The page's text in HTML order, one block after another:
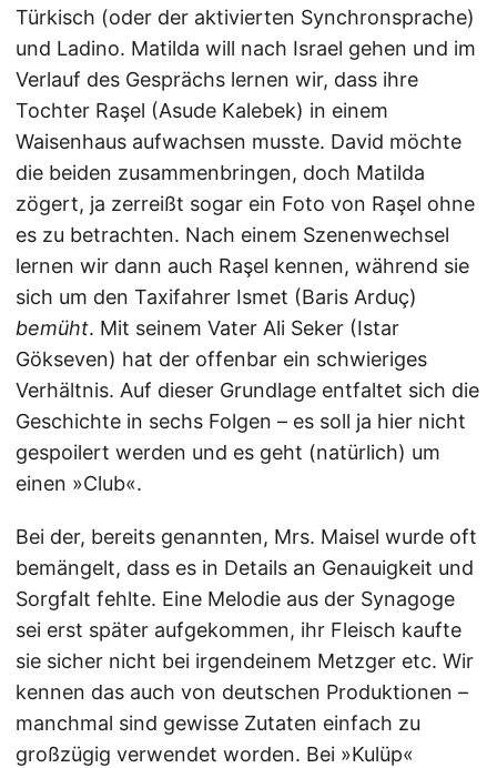
Türkisch (oder der aktivierten Synchronsprache)
und Ladino. Matilda will nach Israel gehen und im
Verlauf des Gesprächs lernen wir, dass ihre
Tochter Raşel (Asude Kalebek) in einem
Waisenhaus aufwachsen musste. David möchte
die beiden zusammenbringen, doch Matilda
zögert, ja zerreißt sogar ein Foto von Raşel ohne
es zu betrachten. Nach einem Szenenwechsel
lernen wir dann auch Raşel kennen, während sie
sich um den Taxifahrer Ismet (Baris Arduç)
bemüht. Mit seinem Vater Ali Seker (Istar
Gökseven) hat der offenbar ein schwieriges
Verhältnis. Auf dieser Grundlage entfaltet sich die
Geschichte in sechs Folgen – es soll ja hier nicht
gespoilert werden und es geht (natürlich) um
einen »Club«.
Bei der, bereits genannten, Mrs. Maisel wurde oft
bemängelt, dass es in Details an Genauigkeit und
Sorgfalt fehlte. Eine Melodie aus der Synagoge
sei erst später aufgekommen, ihr Fleisch kaufte
sie sicher nicht bei irgendeinem Metzger etc. Wir
kennen das auch von deutschen Produktionen –
manchmal sind gewisse Zutaten einfach zu
großzügig verwendet worden. Bei »Kulüp«